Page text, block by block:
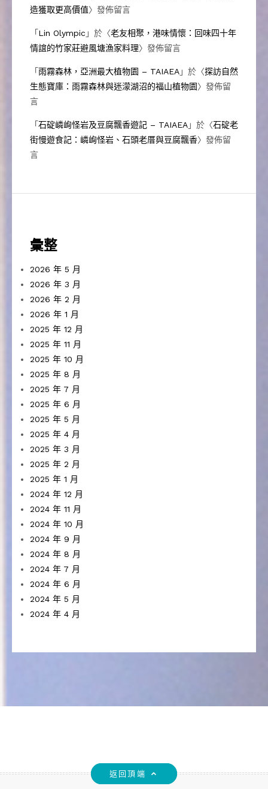
造獲取更高價值〉發佈留言
「 Lin Olympic 」於〈老友相聚，港味情懷：回味四十年
情誼的竹家莊避風塘漁家料理〉發佈留言
「雨霧森林，亞洲最大植物園 – TAIAEA」於〈探訪自然
生態寶庫：雨霧森林與迷濛湖沼的福山植物園〉發佈留
言
「石碇嶙峋怪岩及豆腐飄香遊記 – TAIAEA」於〈石碇老
街慢遊食記：嶙峋怪岩、石頭老厝與豆腐飄香〉發佈留
言
彙整
2026 年 5 月
2026 年 3 月
2026 年 2 月
2026 年 1 月
2025 年 12 月
2025 年 11 月
2025 年 10 月
2025 年 8 月
2025 年 7 月
2025 年 6 月
2025 年 5 月
2025 年 4 月
2025 年 3 月
2025 年 2 月
2025 年 1 月
2024 年 12 月
2024 年 11 月
2024 年 10 月
2024 年 9 月
2024 年 8 月
2024 年 7 月
2024 年 6 月
2024 年 5 月
2024 年 4 月
返回頂端